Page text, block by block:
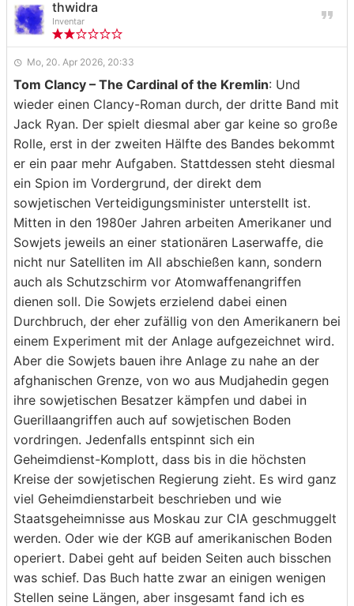
thwidra
Inventar
Mo, 20. Apr 2026, 20:33
Tom Clancy – The Cardinal of the Kremlin: Und
wieder einen Clancy-Roman durch, der dritte Band mit
Jack Ryan. Der spielt diesmal aber gar keine so große
Rolle, erst in der zweiten Hälfte des Bandes bekommt
er ein paar mehr Aufgaben. Stattdessen steht diesmal
ein Spion im Vordergrund, der direkt dem
sowjetischen Verteidigungsminister unterstellt ist.
Mitten in den 1980er Jahren arbeiten Amerikaner und
Sowjets jeweils an einer stationären Laserwaffe, die
nicht nur Satelliten im All abschießen kann, sondern
auch als Schutzschirm vor Atomwaffenangriffen
dienen soll. Die Sowjets erzielend dabei einen
Durchbruch, der eher zufällig von den Amerikanern bei
einem Experiment mit der Anlage aufgezeichnet wird.
Aber die Sowjets bauen ihre Anlage zu nahe an der
afghanischen Grenze, von wo aus Mudjahedin gegen
ihre sowjetischen Besatzer kämpfen und dabei in
Guerillaangriffen auch auf sowjetischen Boden
vordringen. Jedenfalls entspinnt sich ein
Geheimdienst-Komplott, dass bis in die höchsten
Kreise der sowjetischen Regierung zieht. Es wird ganz
viel Geheimdienstarbeit beschrieben und wie
Staatsgeheimnisse aus Moskau zur CIA geschmuggelt
werden. Oder wie der KGB auf amerikanischen Boden
operiert. Dabei geht auf beiden Seiten auch bisschen
was schief. Das Buch hatte zwar an einigen wenigen
Stellen seine Längen, aber insgesamt fand ich es